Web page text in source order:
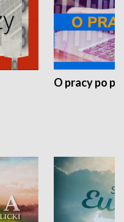
O pracy po